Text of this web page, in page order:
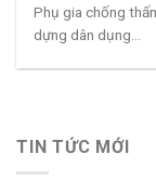
Phụ gia chống
dựng dân dụng...
TIN TỨC MỚI